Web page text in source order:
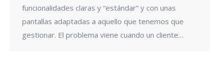
funcionalidades claras y “estándar” y con unas
pantallas adaptadas a aquello que tenemos que
gestionar. El problema viene cuando un cliente…